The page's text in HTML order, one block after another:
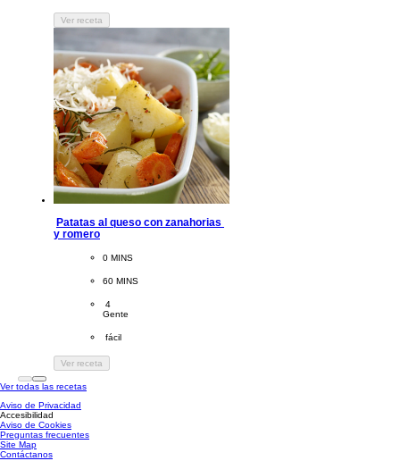
Ver receta
Patatas al queso con zanahorias
y romero
CookingTime
0 MINS
PreparationTime
60 MINS
Servings
4
Gente
Difficulty
fácil
Ver receta
Ver todas las recetas
Aviso de Privacidad
Accesibilidad
Aviso de Cookies
Preguntas frecuentes
Site Map
Contáctanos